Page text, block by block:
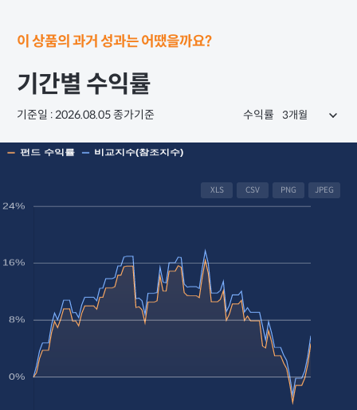
이 상품의 과거 성과는 어땠을까요?
기간별 수익률
기준일 : 2026.08.05 종가기준 수익률
XLS CSV PNG JPEG